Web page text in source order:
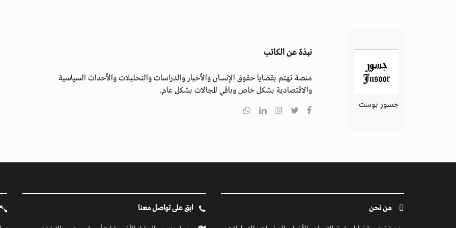
جسور بوست
نبذة عن الكاتب
منصة تهتم بقضايا حقوق الإنسان والأخبار والدراسات والتحليلات والأحداث السياسية
والاقتصادية بشكل خاص وباقي المجالات بشكل عام.
من نحن ابق على تواصل معنا